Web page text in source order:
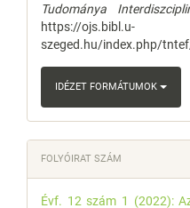
Tudománya
https://ojs.bibl.u-
szeged.hu/index.php/
IDÉZET FORMÁTUMOK
FOLYÓIRAT SZÁM
Évf. 12 szám 1 (2022):